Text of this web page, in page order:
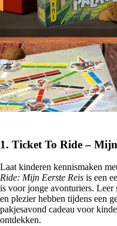
1. Ticket To Ride –
Laat kinderen kennismaken
Ride: Mijn Eerste Reis is een
is voor jonge avonturiers. Leer
en plezier hebben tijdens een
pakjesavond cadeau voor
ontdekken.